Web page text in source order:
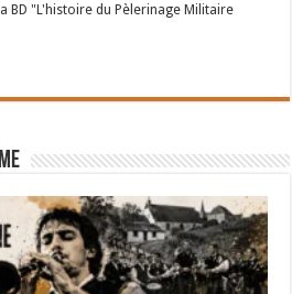
BD "L'histoire du Pèlerinage Militaire